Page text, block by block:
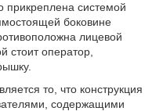
системой
боковине
лицевой
стоит оператор,
то, что конструкция
содержащими